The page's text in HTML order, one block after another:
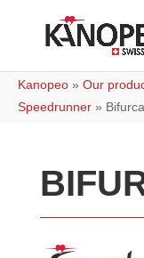
Kanopeo » Our
Speedrunner »